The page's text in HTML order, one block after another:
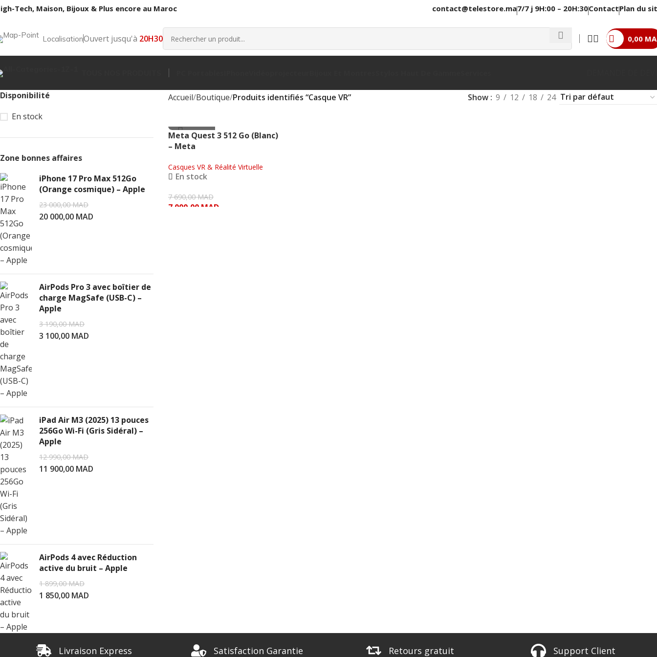
Tech, Maison, Bijoux & Plus encore au Maroc contact@telestore.ma7/7 j 9H:00 – 20H:30ContactPlan du
LocalisationOuvert jusqu'à 20H30 0,00
Disponibilité
En stock
Zone bonnes affaires
iPhone 17 Pro Max 512Go
(Orange cosmique) – Apple
23 000,00MAD
20 000,00 MAD
AirPods Pro 3 avec boîtier de
charge MagSafe (USB-C) –
Apple
3 190,00MAD
3 100,00 MAD
iPad Air M3 (2025) 13 pouces
256Go Wi-Fi (Gris Sidéral) –
Apple
12 990,00MAD
11 900,00 MAD
AirPods 4 avec Réduction
active du bruit – Apple
1 899,00MAD
1 850,00 MAD
Accueil Boutique Produits identifiés “Casque VR” Show 9 12 18 24
- 690.00 MAD
META
Meta Quest 3 512 Go (Blanc)
– Meta
Casques VR & Réalité Virtuelle
En stock
7 690,00MAD
7 000,00 MAD
Livraison Express Satisfaction Garantie Retours gratuit Support Client